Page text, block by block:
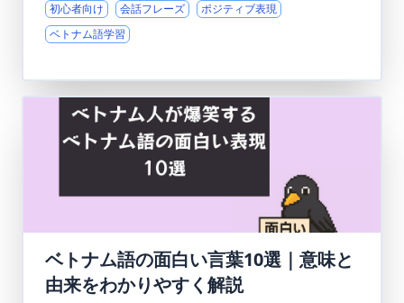
初心者向け
会話フレーズ
ポジティブ表現
ベトナム語学習
ベトナム語の面白い言葉10選｜意味と
由来をわかりやすく解説